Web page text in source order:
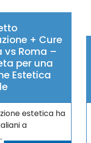
+ Cure
vs Roma –
per una
Estetica
estetica ha
a